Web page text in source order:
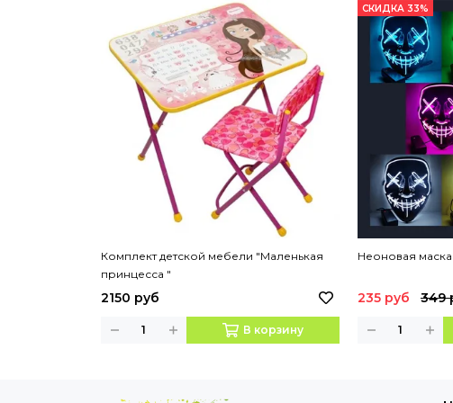
Комплект детской мебели "Маленькая
принцесса "
2150 руб
В корзину
СКИДКА 33%
Неоновая
235 руб 349